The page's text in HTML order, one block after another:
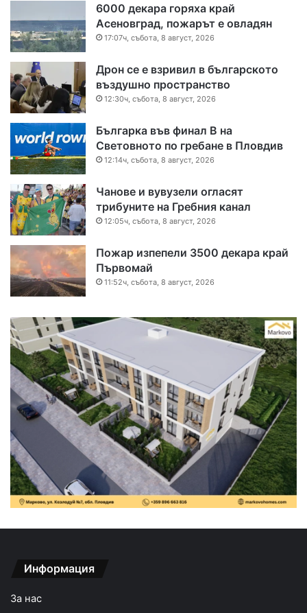
6000 декара горяха край
Асеновград, пожарът е овладян
17:07ч, събота, 8 август, 2026
Дрон се е взривил в българското
въздушно пространство
12:30ч, събота, 8 август, 2026
Българка във финал B на
Световното по гребане в Пловдив
12:14ч, събота, 8 август, 2026
Чанове и вувузели огласят
трибуните на Гребния канал
12:05ч, събота, 8 август, 2026
Пожар изпепели 3500 декара край
Първомай
11:52ч, събота, 8 август, 2026
Информация
За нас